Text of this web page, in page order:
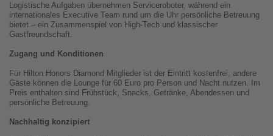
Logistische Aufgaben übernehmen Serviceroboter, während ein
internationales Executive Team rund um die Uhr persönliche Betreuung
bietet – ein Zusammenspiel von High-Tech und klassischer
Gastfreundschaft.
Zugang und Konditionen
Für Hilton Honors Diamond Mitglieder ist der Eintritt kostenfrei, andere
Gäste können die Lounge für 60 Euro pro Person und Nacht nutzen. Im
Preis enthalten sind Frühstück, Snacks, Getränke, Abendessen und
persönliche Betreuung.
Nachhaltig konzipiert